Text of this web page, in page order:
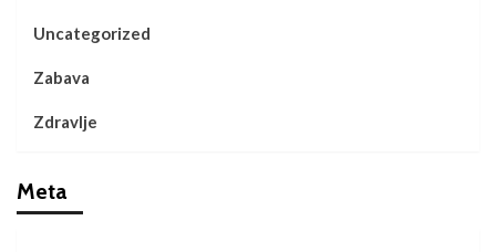
Uncategorized
Zabava
Zdravlje
Meta